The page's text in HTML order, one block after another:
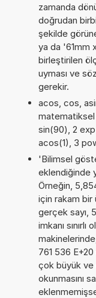
zamanda
doğrudan
şekilde
ya da '61mm
birleştirilen
uyması ve
gerekir.
acos, cos,
matematiksel
sin(90), 2
acos(1), 3
'Bilimsel
eklendiğinde
Örneğin,
için rakam bir
gerçek sayı,
imkanı
761 536 E+20
çok büyük ve
okunmasını